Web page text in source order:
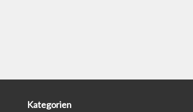
Kategorien